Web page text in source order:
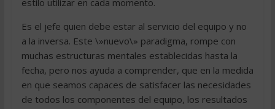
estilo utilizar en cada momento.
Es el jefe quien debe estar al servicio del equipo y no
a la inversa. Este \»nuevo\» paradigma, rompe con
muchas estructuras mentales establecidas hasta la
fecha, pero nos ayuda a comprender, que en la medida
en que seamos capaces de satisfacer las necesidades
de todos los componentes del equipo, los resultados